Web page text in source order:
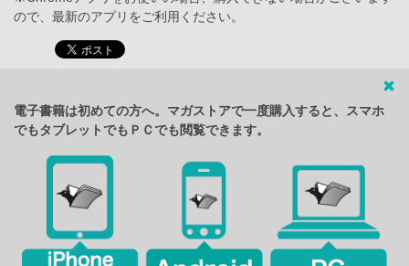
ので、最新のアプリをご利用ください。
電子書籍は初めての方へ。マガストアで一度購入すると、スマホ
でもタブレットでもＰＣでも閲覧できます。